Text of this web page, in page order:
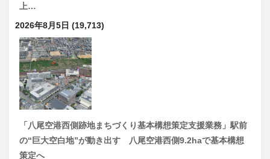
上…
2026年8月5日 (19,713)
「八尾空港西側跡地まちづくり基本構想策定支援業務」駅前
の“巨大空白地”が動き出す 八尾空港西側9.2haで基本構想
策定へ